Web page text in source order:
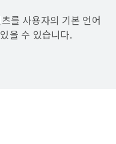
를 사용자의 기본 언어
을 수 있습니다.